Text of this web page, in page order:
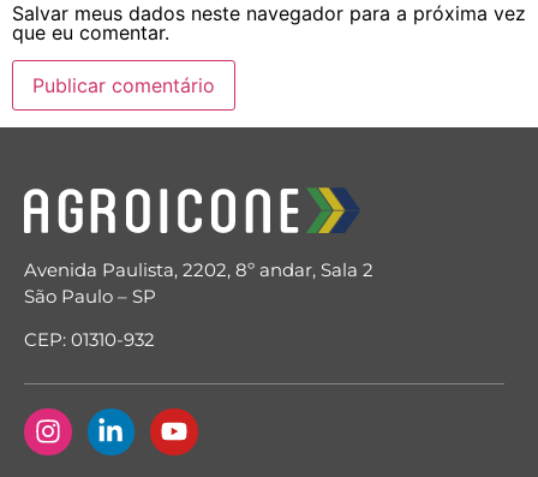
Salvar meus dados neste navegador para a próxima vez
que eu comentar.
Avenida Paulista, 2202, 8º andar, Sala 2
São Paulo – SP
CEP: 01310-932